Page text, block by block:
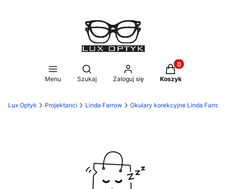
Menu
Otwórz wyszukiwarkę
Szukaj Zaloguj się
Produkty w
Koszyk
Lux Optyk Projektanci Linda Farrow Okulary korekcyjne Linda Farrow